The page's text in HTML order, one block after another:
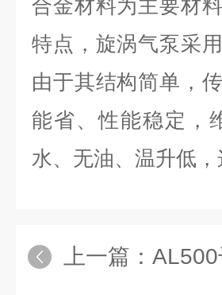
合金材料为主要材
特点，旋涡气泵采
由于其结构简单，
能省、性能稳定，
水、无油、温升低
上一篇：